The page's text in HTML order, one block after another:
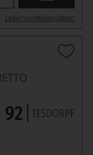
Lebensmittel­angaben